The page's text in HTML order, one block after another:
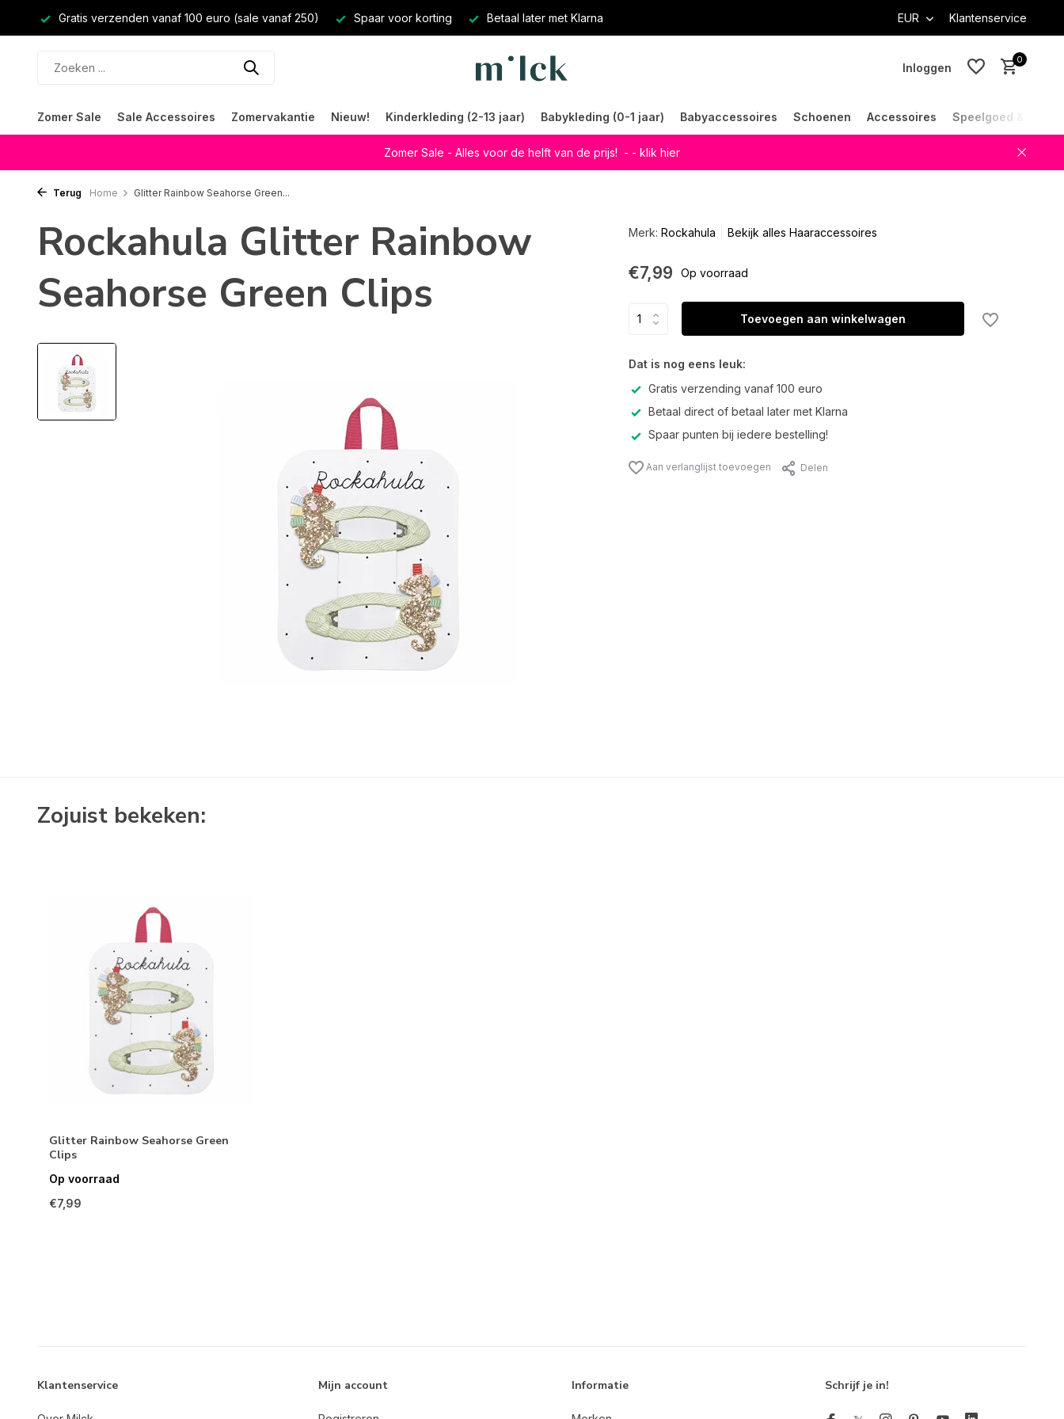
Gratis verzenden vanaf 100 euro (sale vanaf 250) Spaar voor korting Betaal later met Klarna EUR Klantenservice
Inloggen
0
Zomer Sale Sale Accessoires Zomervakantie Nieuw! Kinderkleding (2-13 jaar) Babykleding (0-1 jaar) Babyaccessoires Schoenen Accessoires Speelgoed &
Zomer Sale - Alles voor de helft van de prijs! - - klik hier
Terug Home Glitter Rainbow Seahorse Green...
Rockahula Glitter Rainbow
Seahorse Green Clips
Merk: Rockahula Bekijk alles Haaraccessoires
€7,99 Op voorraad
Toevoegen aan winkelwagen
Dat is nog eens leuk:
Gratis verzending vanaf 100 euro
Betaal direct of betaal later met Klarna
Spaar punten bij iedere bestelling!
Aan verlanglijst toevoegen Delen
Zojuist bekeken:
Glitter Rainbow Seahorse Green
Clips
Op voorraad
€7,99
Klantenservice Mijn account Informatie Schrijf je in!